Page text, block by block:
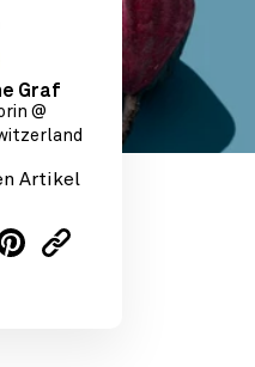
Graf
@
Artikel